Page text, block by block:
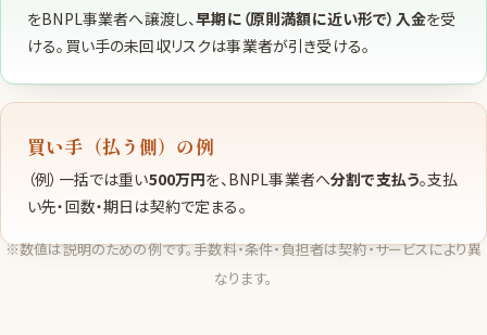
をBNPL事業者へ譲渡し、早期に（原則満額に近い形で）入金を受
ける。買い手の未回収リスクは事業者が引き受ける。
買い手（払う側）の例
（例）一括では重い500万円を、BNPL事業者へ分割で支払う。支払
い先・回数・期日は契約で定まる。
※数値は説明のための例です。手数料・条件・負担者は契約・サービスにより異
なります。